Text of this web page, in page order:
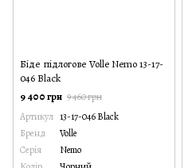
Біде підлогове Volle Nemo 13-17-
046 Black
9 400 грн 9 460 грн
Артикул 13-17-046 Black
Бренд
Volle
Серія
Nemo